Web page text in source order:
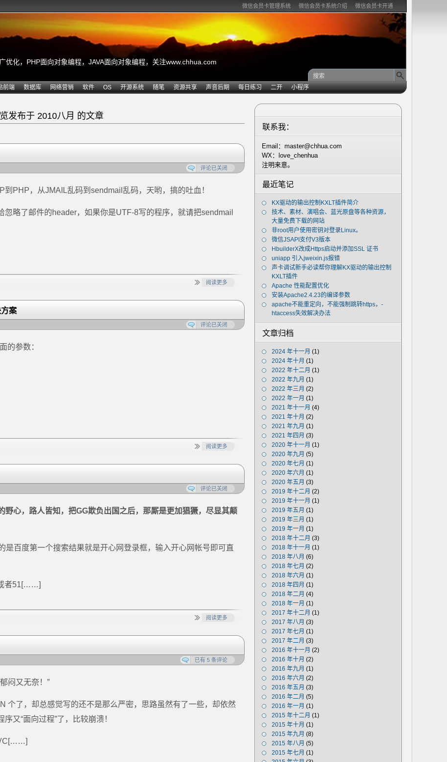
微信会员卡管理系统 微信会员卡系统介绍 微信会员卡开通
优化，PHP面向对象编程，JAVA面向对象编程，关注www.chhua.com
前端 数据库 网络营销 软件 OS 开源系统 随笔 资源共享 声音后期 每日练习 二开 小程序
发布于 2010八月 的文章
评论已关闭
PHP，从JMAIL乱码到sendmail乱码，天哟，搞的吐血！
略了邮件的header，如果你是UTF-8写的程序，就请把sendmail
阅读更多
案
评论已关闭
的参数：
阅读更多
评论已关闭
野心，路人皆知，把GG欺负出国之后，那厮是更加猖獗，尽显其颠
是百度第一个搜索结果就是开心网登录框，输入开心网帐号即可直
者51[……]
阅读更多
已有 5 条评论
闷又无奈！”
个了，却总感觉写的还不是那么严密，思路虽然有了一些，却依然
又“面向过程”了，比较崩溃！
联系我：
Email：master@chhua.com
WX：love_chenhua
注明来意。
最近笔记
KX驱动的输出控制KXLT插件简介
技术、素材、演唱会、蓝光原盘等各种资源，
大量免费下载的网站
非root用户使用密钥对登录Linux。
微信JSAPI支付V3版本
HbuilderX改成Https启动并添加SSL 证书
uniapp 引入jweixin.js报错
声卡调试新手必读帮你理解KX驱动的输出控制
KXLT插件
Apache 性能配置优化
安装Apache2.4.23的编译参数
apache不能重定向，不能强制跳转https，-
htaccess失效解决办法
文章归档
2024 年十一月 (1)
2024 年十月 (1)
2022 年十二月 (1)
2022 年九月 (1)
2022 年三月 (2)
2022 年一月 (1)
2021 年十一月 (4)
2021 年十月 (2)
2021 年九月 (1)
2021 年四月 (3)
2020 年十一月 (1)
2020 年九月 (5)
2020 年七月 (1)
2020 年六月 (1)
2020 年五月 (3)
2019 年十二月 (2)
2019 年十一月 (1)
2019 年五月 (1)
2019 年三月 (1)
2019 年一月 (1)
2018 年十二月 (3)
2018 年十一月 (1)
2018 年八月 (6)
2018 年七月 (2)
2018 年六月 (1)
2018 年四月 (1)
2018 年二月 (4)
2018 年一月 (1)
2017 年十二月 (1)
2017 年八月 (3)
2017 年七月 (1)
2017 年二月 (3)
2016 年十一月 (2)
2016 年十月 (2)
2016 年九月 (1)
2016 年六月 (2)
2016 年五月 (3)
2016 年二月 (5)
2016 年一月 (1)
2015 年十二月 (1)
2015 年十月 (1)
2015 年九月 (8)
2015 年八月 (5)
2015 年七月 (1)